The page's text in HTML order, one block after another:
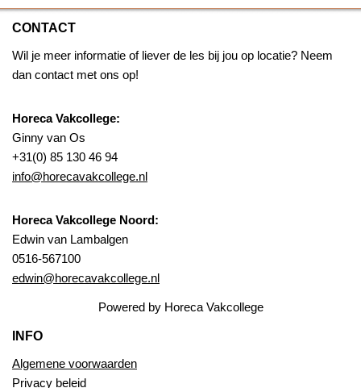
CONTACT
Wil je meer informatie of liever de les bij jou op locatie? Neem
dan contact met ons op!
Horeca Vakcollege:
Ginny van Os
+31(0) 85 130 46 94
info@horecavakcollege.nl
Horeca Vakcollege Noord:
Edwin van Lambalgen
0516-567100
edwin@horecavakcollege.nl
Powered by Horeca Vakcollege
INFO
Algemene voorwaarden
Privacy beleid